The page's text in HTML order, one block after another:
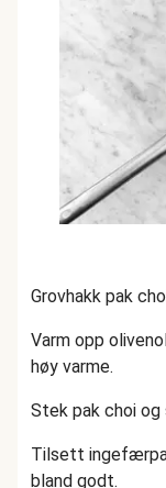
Grovhakk pak
Varm opp
høy varme.
Stek pak choi
Tilsett
bland godt.